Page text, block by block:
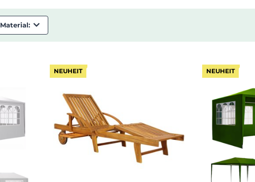
Material:
NEUHEIT NEUHEIT